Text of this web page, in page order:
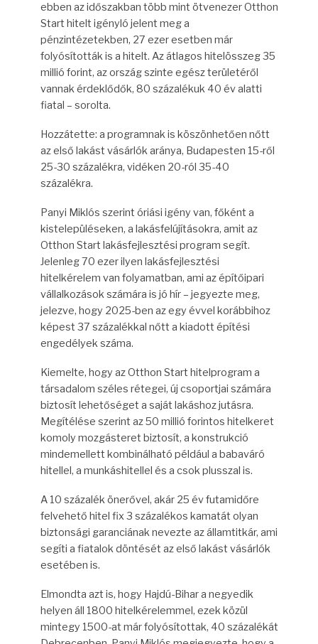
ebben az időszakban több mint ötvenezer Otthon
Start hitelt igényló jelent meg a
pénzintézetekben, 27 ezer esetben már
folyósították is a hitelt. Az átlagos hitelösszeg 35
millió forint, az ország szinte egész területéről
vannak érdeklődők, 80 százalékuk 40 év alatti
fiatal – sorolta.
Hozzátette: a programnak is köszönhetően nőtt
az első lakást vásárlók aránya, Budapesten 15-ről
25-30 százalékra, vidéken 20-ról 35-40
százalékra.
Panyi Miklós szerint óriási igény van, főként a
kistelepüléseken, a lakásfelújításokra, amit az
Otthon Start lakásfejlesztési program segít.
Jelenleg 70 ezer ilyen lakásfejlesztési
hitelkérelem van folyamatban, ami az építőipari
vállalkozások számára is jó hír – jegyezte meg,
jelezve, hogy 2025-ben az egy évvel korábbihoz
képest 37 százalékkal nőtt a kiadott építési
engedélyek száma.
Kiemelte, hogy az Otthon Start hitelprogram a
társadalom széles rétegei, új csoportjai számára
biztosít lehetőséget a saját lakáshoz jutásra.
Megítélése szerint az 50 millió forintos hitelkeret
komoly mozgásteret biztosít, a konstrukció
mindemellett kombinálható például a babaváró
hitellel, a munkáshitellel és a csok plusszal is.
A 10 százalék önerővel, akár 25 év futamidőre
felvehető hitel fix 3 százalékos kamatát olyan
biztonsági garanciának nevezte az államtitkár, ami
segíti a fiatalok döntését az első lakást vásárlók
esetében is.
Elmondta azt is, hogy Hajdú-Bihar a negyedik
helyen áll 1800 hitelkérelemmel, ezek közül
mintegy 1500-at már folyósítottak, 40 százalékát